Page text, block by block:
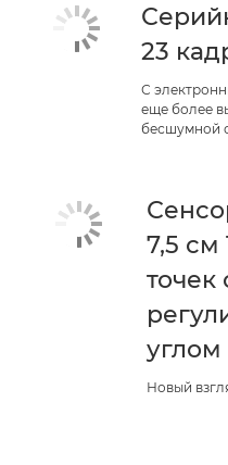
23
С
еще более
бесшумной
7,5 см
точек
Новый